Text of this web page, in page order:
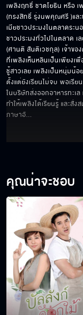
เพลิงฤทธิ์ ชาตโยธิน หรือ เ
(ทรงสิทธิ์ รุ่งนพคุณศรี )และ
เมียชาวประมงในตลาดระ
ชาวประมงทั่วไปในตลาด
(ศานติ สันติเวชกุล) เจ้าข
ที่เพลิงเห็นหลินเป็นเพียงเ
ชู้สาวเลย เพลิงเป็นหนุ่มน้
ตั้งแต่ยังเรียนไม่จบ พอเรีย
ในบริษัทส่งออกอาหารทะเ
ทำให้เพลิงได้เรียนรู้ และสั่
ภาษาอั...
คุณน่าจะชอบ